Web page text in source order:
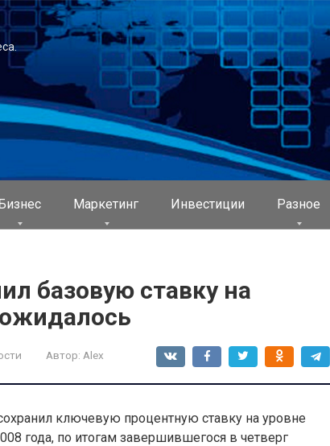
Маркетинг Инвестиции Разное
базовую ставку на
ожидалось
Автор: Alex
ключевую процентную ставку на уровне
года, по итогам завершившегося в четверг